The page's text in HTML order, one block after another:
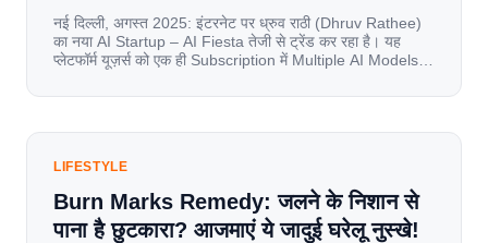
नई दिल्ली, अगस्त 2025: इंटरनेट पर ध्रुव राठी (Dhruv Rathee)
का नया AI Startup – AI Fiesta तेजी से ट्रेंड कर रहा है। यह
प्लेटफॉर्म यूज़र्स को एक ही Subscription में Multiple AI Models
यूज़र्स का जबरदस्त रिस्पॉन्स लॉन्च के तुरंत […]
LIFESTYLE
Burn Marks Remedy: जलने के निशान से
पाना है छुटकारा? आजमाएं ये जादुई घरेलू नुस्खे!